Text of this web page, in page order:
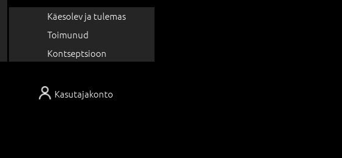
Kasutajakonto
Käesolev ja tulemas
Toimunud
Kontseptsioon